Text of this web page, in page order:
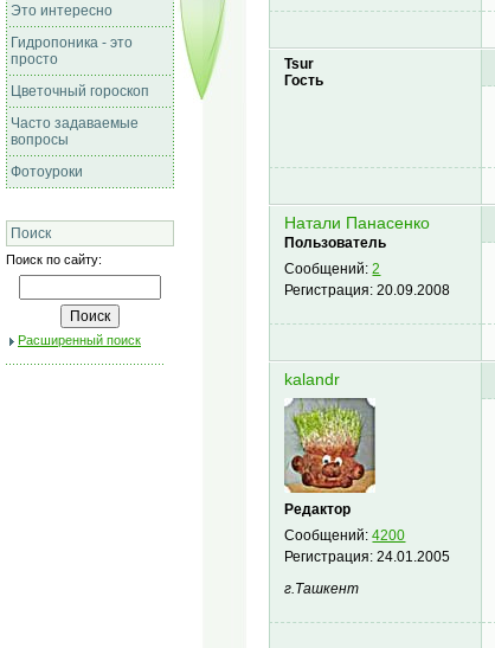
Это интересно
Гидропоника - это
просто
Цветочный гороскоп
Часто задаваемые
вопросы
Фотоуроки
Поиск
Поиск по сайту:
Расширенный поиск
Tsur
Гость
Натали Панасенко
Пользователь
Сообщений:2
Регистрация:20.09.2008
kalandr
Редактор
Сообщений:4200
Регистрация:24.01.2005
г.Ташкент